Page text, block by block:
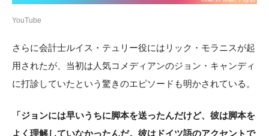
YouTube
さらに会計士ルイス・テュリー役にはリック・モラニスが起
用されたが、当初は人気コメディアンのジョン・キャンディ
に打診していたという驚きのエピソードも明かされている。
「ジョンには早いうちに脚本を送ったんだけど、彼は脚本を
よく理解していなかったんだ。彼はドイツ語のアクセントで